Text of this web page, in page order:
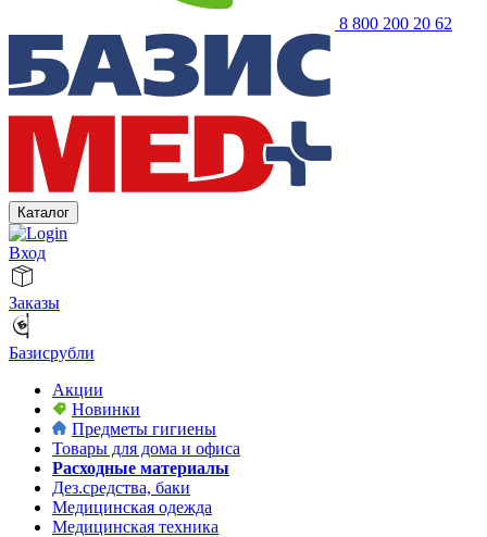
8 800 200 20 62
Каталог
Вход
Заказы
Базисрубли
Акции
Новинки
Предметы гигиены
Товары для дома и офиса
Расходные материалы
Дез.средства, баки
Медицинская одежда
Медицинская техника